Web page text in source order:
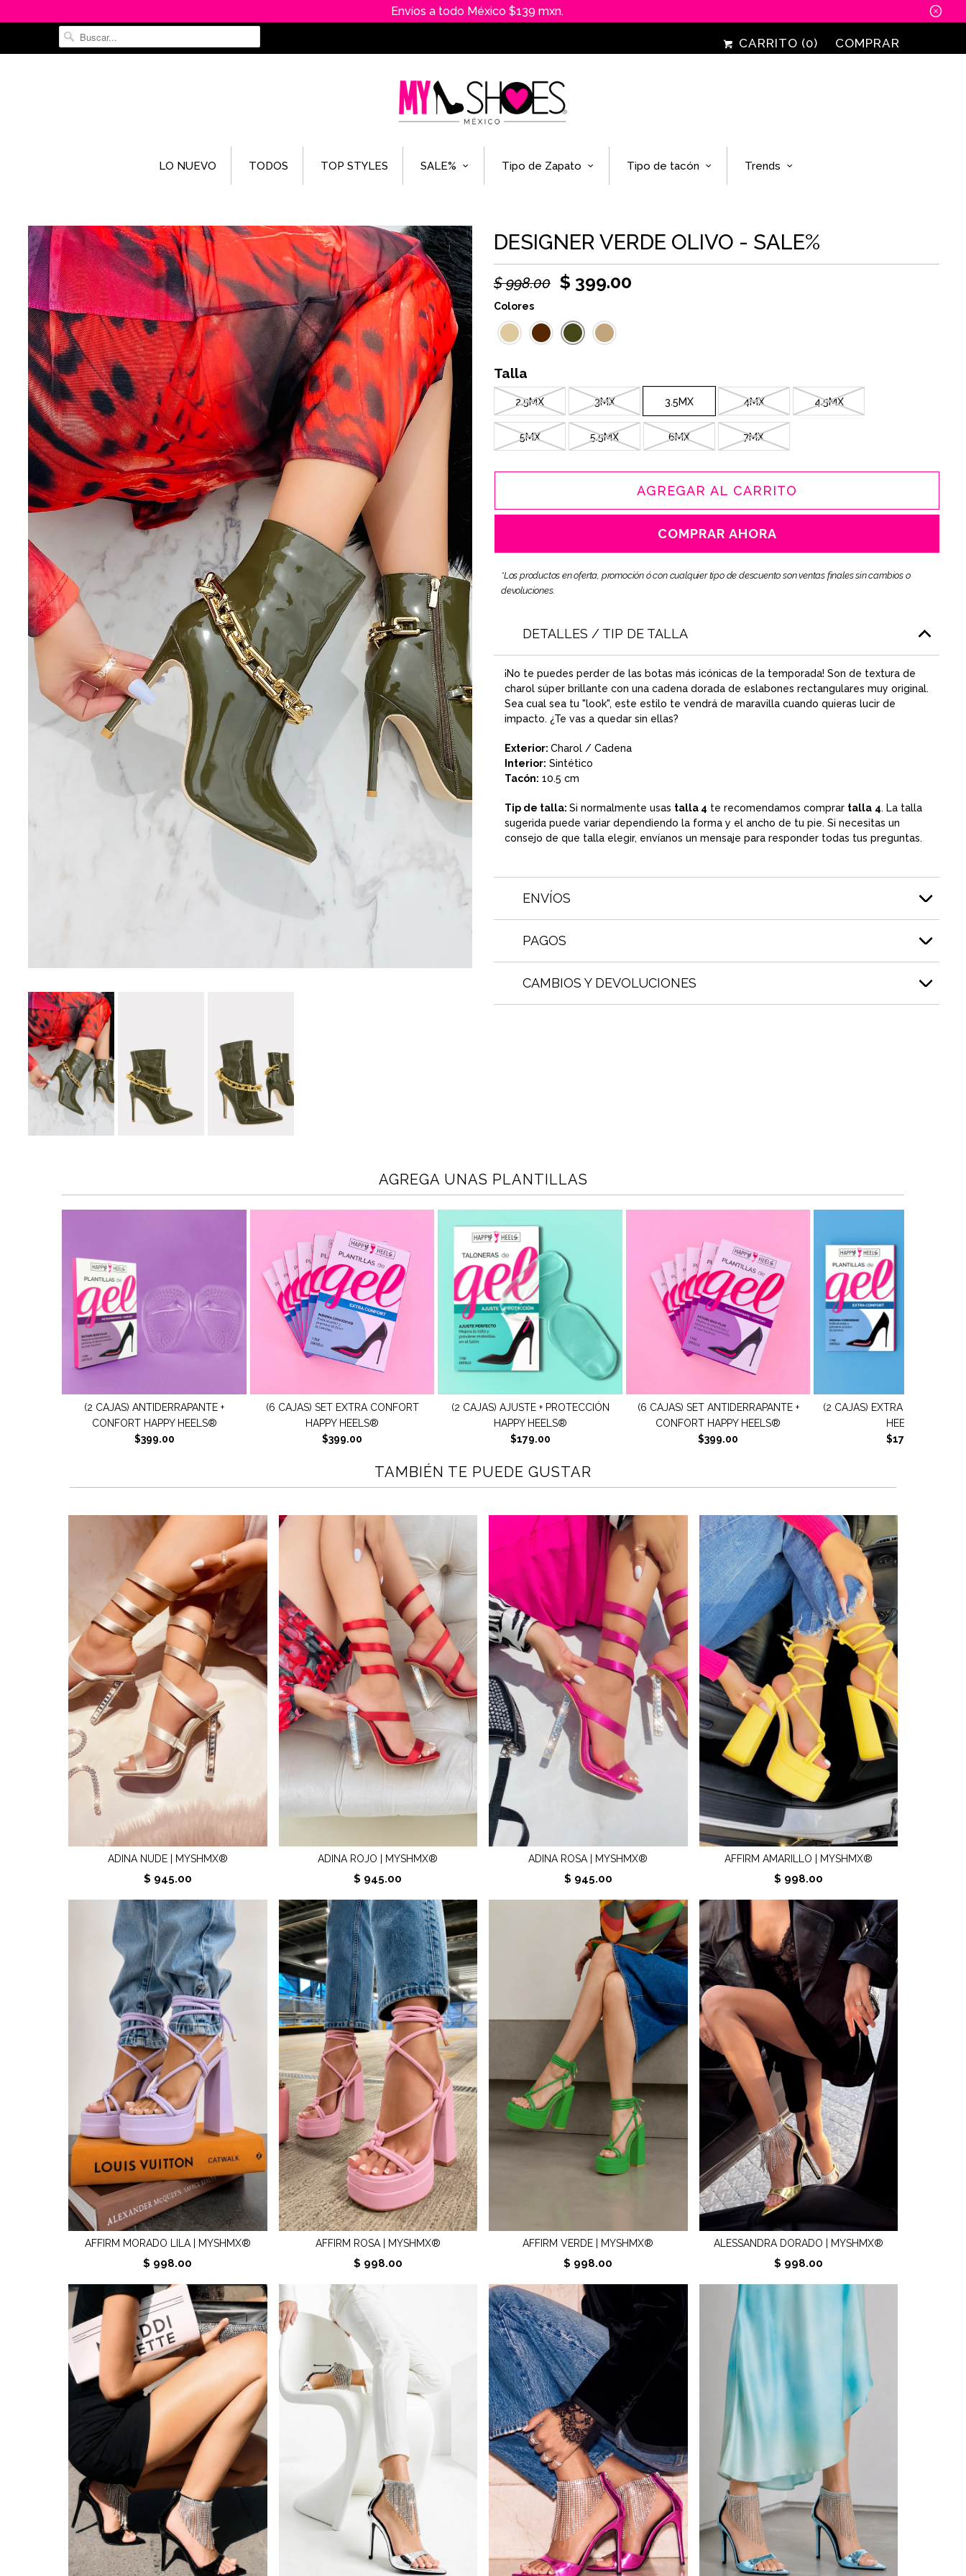
Envíos a todo México $139 mxn. ␡
CARRITO (0) COMPRAR
LO NUEVO TODOS TOP STYLES SALE% Tipo de Zapato Tipo de tacón Trends
DESIGNER VERDE OLIVO - SALE%
$ 998.00 $ 399.00
Colores
Talla
2.5MX 3MX 3.5MX 4MX 4.5MX
5MX 5.5MX 6MX 7MX
AGREGAR AL CARRITO
COMPRAR AHORA
*Los productos en oferta, promoción ó con cualquier tipo de descuento son ventas finales sin cambios o
devoluciones.
DETALLES / TIP DE TALLA
¡No te puedes perder de las botas más icónicas de la temporada! Son de textura de
charol súper brillante con una cadena dorada de eslabones rectangulares muy original.
Sea cual sea tu "look", este estilo te vendrá de maravilla cuando quieras lucir de
impacto. ¿Te vas a quedar sin ellas?
Exterior: Charol / Cadena
Interior: Sintético
Tacón: 10.5 cm
Tip de talla: Si normalmente usas talla 4 te recomendamos comprar talla 4. La talla
sugerida puede variar dependiendo la forma y el ancho de tu pie. Si necesitas un
consejo de que talla elegir, envíanos un mensaje para responder todas tus preguntas.
ENVÍOS
PAGOS
CAMBIOS Y DEVOLUCIONES
AGREGA UNAS PLANTILLAS
(6 CAJAS) SET EXTRA CONFORT
HAPPY HEELS®
$399.00
(2 CAJAS) AJUSTE + PROTECCIÓN
HAPPY HEELS®
$179.00
(6 CAJAS) SET ANTIDERRAPANTE +
CONFORT HAPPY HEELS®
$399.00
(2 CAJAS) EXTRA CONFORT HAPPY
HEELS®
$179.00
(6 CAJAS) SET AJUSTE
PROTECCIÓN HAPPY
$399.00
TAMBIÉN TE PUEDE GUSTAR
ADINA NUDE | MYSHMX®
$ 945.00
ADINA ROJO | MYSHMX®
$ 945.00
ADINA ROSA | MYSHMX®
$ 945.00
AFFIRM AMARILLO | MYSHMX®
$ 998.00
AFFIRM MORADO LILA | MYSHMX®
$ 998.00
AFFIRM ROSA | MYSHMX®
$ 998.00
AFFIRM VERDE | MYSHMX®
$ 998.00
ALESSANDRA DORADO | MYSHMX®
$ 998.00